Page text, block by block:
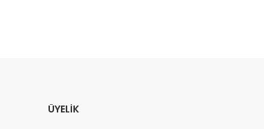
ÜYELIK